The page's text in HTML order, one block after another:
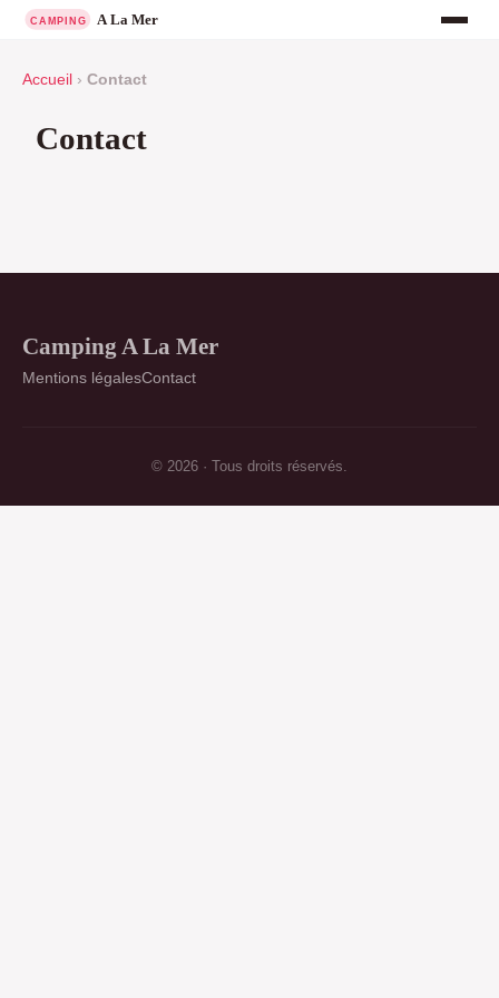
Accueil › Contact
Contact
Camping A La Mer
Mentions légalesContact
© 2026 · Tous droits réservés.